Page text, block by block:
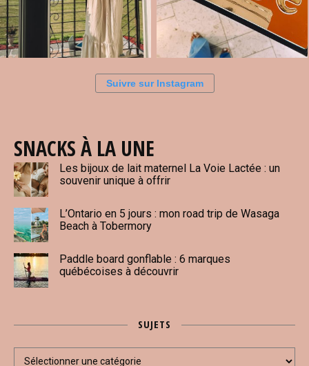
Suivre sur Instagram
SNACKS À LA UNE
Les bijoux de lait maternel La Voie Lactée : un
souvenir unique à offrir
L’Ontario en 5 jours : mon road trip de Wasaga
Beach à Tobermory
Paddle board gonflable : 6 marques
québécoises à découvrir
SUJETS